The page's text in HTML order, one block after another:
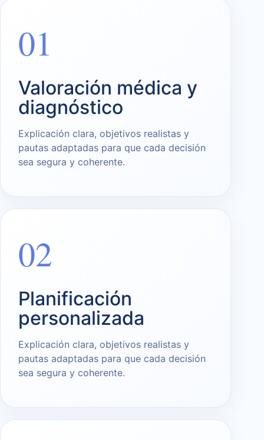
01
Valoración médica y
diagnóstico
Explicación clara, objetivos realistas y
pautas adaptadas para que cada decisión
sea segura y coherente.
02
Planificación
personalizada
Explicación clara, objetivos realistas y
pautas adaptadas para que cada decisión
sea segura y coherente.